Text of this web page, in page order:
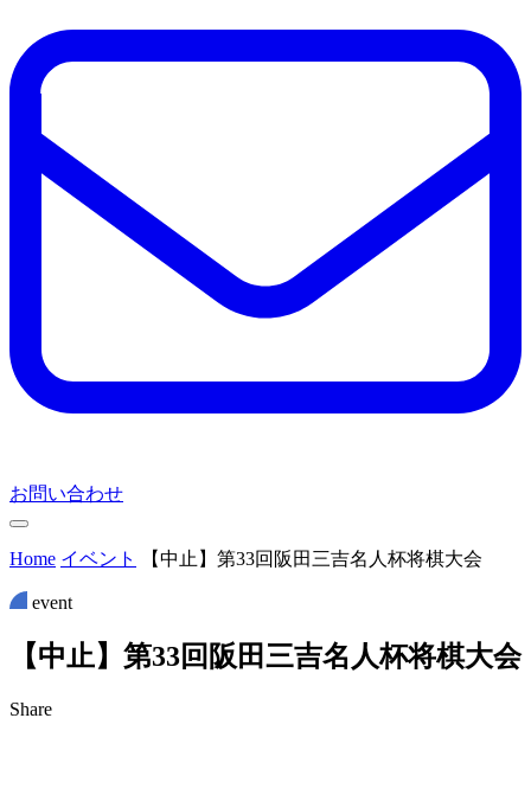
お問い合わせ
Home イベント 【中止】第33回阪田三吉名人杯将棋大会
event
【中止】 第33回 阪 田三吉名 人杯将棋大会
Share